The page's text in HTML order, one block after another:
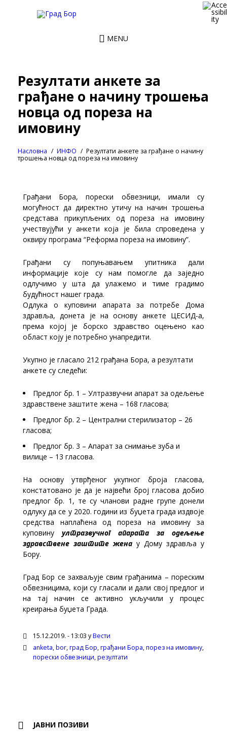
MENU
Резултати анкете за
грађане о начину трошења
новца од пореза на
имовину
Насловна ИНФО
Резултати анкете за грађане о начину
трошења новца од пореза на имовину
Грађани Бора, порески обвезници, имали су
могућност да директно утичу на начин трошења
средстава прикупљених од пореза на имовину
учествујући у анкети која је била спроведена у
оквиру програма “Реформа пореза на имовину”.
Грађани су попуњавањем упитника дали
информације које су нам помогле да заједно
одлучимо у шта да улажемо и тиме градимо
будућност нашег града.
Одлука о куповини апарата за потребе Дома
здравља, донета је на основу анкете ЦЕСИД-а,
према којој је борско здравство оцењено као
област коју је потребно унапредити.
Укупно је гласало 212 грађана Бора, а резултати
анкете су следећи:
Предлог бр. 1 – Ултразвучни апарат за одељење
здравствене заштите жена – 168 гласова;
Предлог бр. 2 – Централни стерилизатор – 26
гласова;
Предлог бр. 3 – Апарат за снимање зуба и
вилице – 13 гласова.
На основу утврђеног укупног броја гласова,
констатовано је да је највећи број гласова добио
предлог бр. 1, те су чланови радне групе донели
одлуку да се у 2020. години из буџета града издвоје
средства наплаћена од пореза на имовину за
куповину ултразвучног апарата за одељење
здравствене заштите жена у Дому здравља у
Бору.
Град Бор се захваљује свим грађанима – пореским
обвезницима, који су гласали и дали свој предлог и
на тај начин се активно укључили у процес
креирања буџета Града.
15.12.2019. - 13:03 уВести
anketa,bor,град Бор,грађани Бора,порез на имовину,
порески обвезници,резултати
ЈАВНИ ПОЗИВИ